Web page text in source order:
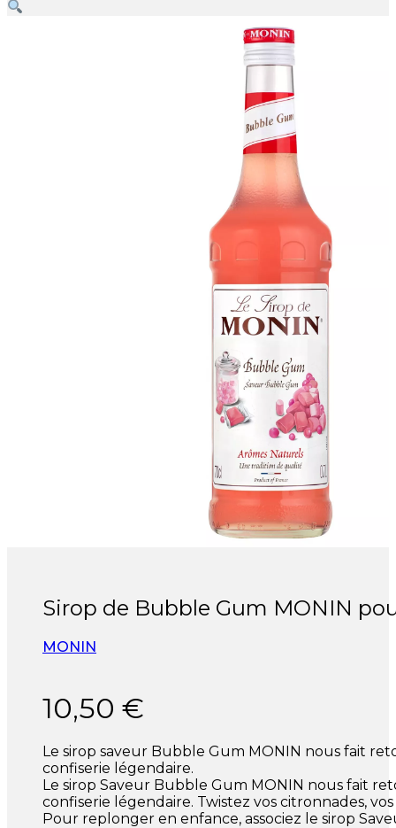
Sirop de Bubble Gum MONIN
MONIN
10,50 €
Le sirop saveur Bubble Gum MONIN nous fait
confiserie légendaire.
Le sirop Saveur Bubble Gum MONIN nous fait
confiserie légendaire. Twistez vos citronnades,
Pour replonger en enfance, associez le sirop